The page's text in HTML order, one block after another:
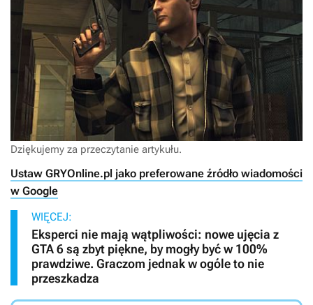
Dziękujemy za przeczytanie artykułu.
Ustaw GRYOnline.pl jako preferowane źródło wiadomości
w Google
WIĘCEJ:
Eksperci nie mają wątpliwości: nowe ujęcia z
GTA 6 są zbyt piękne, by mogły być w 100%
prawdziwe. Graczom jednak w ogóle to nie
przeszkadza